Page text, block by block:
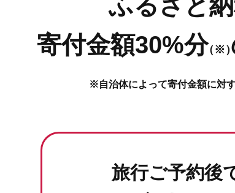
ふるさと
寄付金額30%分（※
※自治体によって寄付金額に対
旅行ご予約後